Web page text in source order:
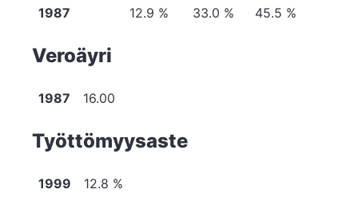
1987
12.9 % 33.0 % 45.5 %
Veroäyri
1987 16.00
Työttömyysaste
1999 12.8 %